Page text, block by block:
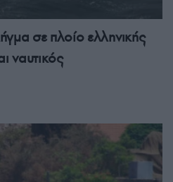
σε πλοίο ελληνικής
ναυτικός